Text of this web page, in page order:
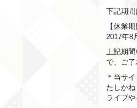
下記期間
【休業期
2017年8
上記期
で、ご
＊当サ
たしかね
ライブ